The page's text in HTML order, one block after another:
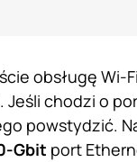
obsługę Wi-
Jeśli chodzi o
powstydzić.
Gbit port